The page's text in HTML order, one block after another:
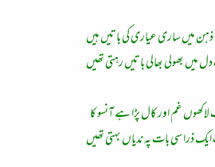
میں ساری عیاری کی باتیں ہیں
بھولی بھالی باتیں رہتی تھیں
غم اور کال پڑا ہے آنسو کا
ذرا سی بات پہ ندیاں بہتی تھیں